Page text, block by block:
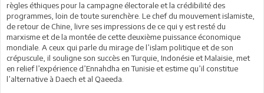
règles éthiques pour la campagne électorale et la crédibilité des
programmes, loin de toute surenchère. Le chef du mouvement islamiste,
de retour de Chine, livre ses impressions de ce qui y est resté du
marxisme et de la montée de cette deuxième puissance économique
mondiale. A ceux qui parle du mirage de l’islam politique et de son
crépuscule, il souligne son succès en Turquie, Indonésie et Malaisie, met
en relief l’expérience d’Ennahdha en Tunisie et estime qu’il constitue
l’alternative à Daech et al Qaeeda.